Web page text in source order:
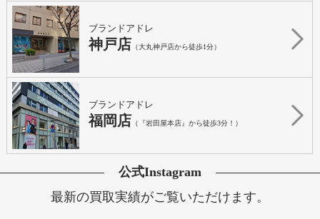
ブランドアドレ
神戸店 （大丸神戸店から徒歩1分）
ブランドアドレ
福岡店 （『岩田屋本店』から徒歩3分！）
公式Instagram
最新の買取実績がご覧いただけます。